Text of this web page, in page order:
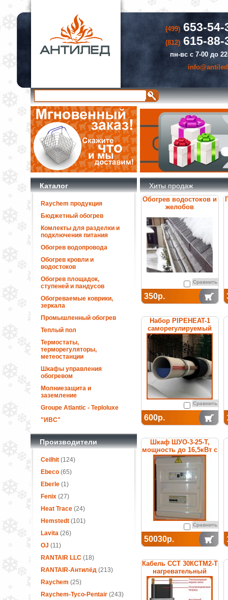
(499)653-54-
(812)615-88-
пн-вс с 7-00 до
Каталог
Raychem продукция
Бюджетный обогрев
Комлекты для разделки и
подключения питания
Обогрев водопровода
Обогрев кровли и
водостоков
Обогрев площадок,
ступеней и пандусов
Обогреваемые коврики,
зеркала
Промышленный обогрев
Теплый пол
Термостаты,
терморегуляторы,
метеостанции
Шкафы управления
обогревом
Молниезащита и
заземление
Groupe Atlantic - Teploluxe
"ИВС"
Производители
Ceilhit(124)
Ebeco(65)
Eberle(1)
Fenix(27)
Heat Trace(24)
Hemstedt(101)
Lavita(26)
OJ (11)
RANTAIR LLC(18)
RANTAIR-Антилёд(213)
Raychem (25)
Raychem-Tyco-Pentair (243)
Хиты продаж
Обогрев водостоков и
желобов
Сравнить
350р.
Набор PIPEHEAT-1
саморегулируемый
для обогрева
пластиковых труб
Сравнить
600р.
Шкаф ШУО-3-25-T,
мощность до 16,5кВт с
термостатом
Сравнить
50030р.
Кабель ССТ 30КСТМ2-Т
нагревательный
саморегулирующийся